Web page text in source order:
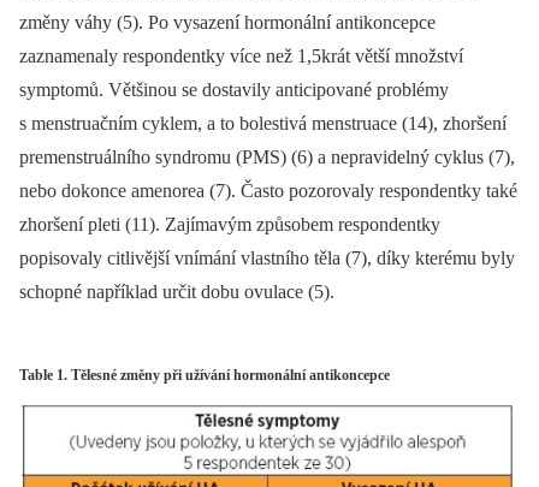
změny váhy (5). Po vysazení hormonální antikoncepce
zaznamenaly respondentky více než 1,5krát větší množství
symptomů. Většinou se dostavily anticipované problémy
s menstruačním cyklem, a to bolestivá menstruace (14), zhoršení
premenstruálního syndromu (PMS) (6) a nepravidelný cyklus (7),
nebo dokonce amenorea (7). Často pozorovaly respondentky také
zhoršení pleti (11). Zajímavým způsobem respondentky
popisovaly citlivější vnímání vlastního těla (7), díky kterému byly
schopné například určit dobu ovulace (5).
Table 1. Tělesné změny při užívání hormonální antikoncepce